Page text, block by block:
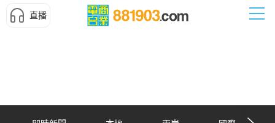
直播